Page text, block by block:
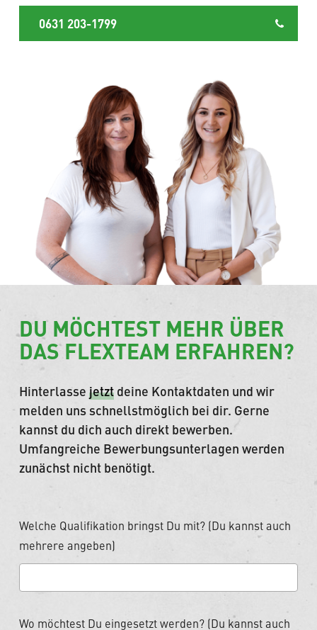
0631 203-1799
DU MÖCHTEST MEHR ÜBER
DAS FLEXTEAM ERFAHREN?
Hinterlassejetzt deine Kontaktdaten und wir
melden uns schnellstmöglich bei dir. Gerne
kannst du dich auch direkt bewerben.
Umfangreiche Bewerbungsunterlagen werden
zunächst nicht benötigt.
Welche Qualifikation bringst Du mit? (Du kannst auch
mehrere angeben)
Wo möchtest Du eingesetzt werden? (Du kannst auch